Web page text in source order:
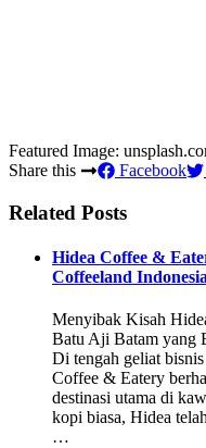
Featured Image:
Share this
Facebook
Related Posts
Hidea Coffee &
Coffeeland Indonesia
Menyibak Kisah
Batu Aji Batam yang
Di tengah geliat
Coffee & Eatery
destinasi utama di
kopi biasa, Hidea
…